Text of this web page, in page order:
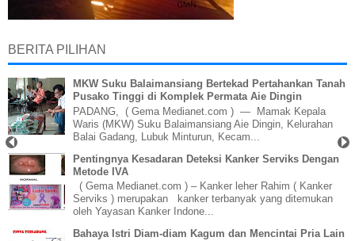
BERITA PILIHAN
MKW Suku Balaimansiang Bertekad Pertahankan Tanah
Pusako Tinggi di Komplek Permata Aie Dingin
PADANG, ( Gema Medianet.com ) — Mamak Kepala
Waris (MKW) Suku Balaimansiang Aie Dingin, Kelurahan
Balai Gadang, Lubuk Minturun, Kecam...
Pentingnya Kesadaran Deteksi Kanker Serviks Dengan
Metode IVA
( Gema Medianet.com ) – Kanker leher Rahim ( Kanker
Serviks ) merupakan kanker terbanyak yang ditemukan
oleh Yayasan Kanker Indone...
Bahaya Istri Diam-diam Kagum dan Mencintai Pria Lain